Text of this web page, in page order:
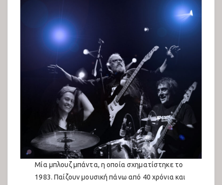
24o Αντιρατσιστικό Φεστιβάλ
Συζητήσεις 2023
Πολιτιστικό 2023
Συναυλίες Δυτικής Σκηνής 2023
Συναυλίες Ανατολικής Σκηνής 2023
Εκθέσεις 2023
Παιδότοπος 2023
25o Αντιρατσιστικό Φεστιβάλ
Μία μπλουζ μπάντα, η οποία σχηματίστηκε το
1983. Παίζουν μουσική πάνω από 40 χρόνια και